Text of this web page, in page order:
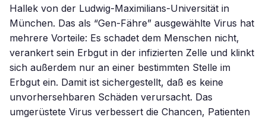
Hallek von der Ludwig-Maximilians-Universität in
München. Das als “Gen-Fähre” ausgewählte Virus hat
mehrere Vorteile: Es schadet dem Menschen nicht,
verankert sein Erbgut in der infizierten Zelle und klinkt
sich außerdem nur an einer bestimmten Stelle im
Erbgut ein. Damit ist sichergestellt, daß es keine
unvorhersehbaren Schäden verursacht. Das
umgerüstete Virus verbessert die Chancen, Patienten